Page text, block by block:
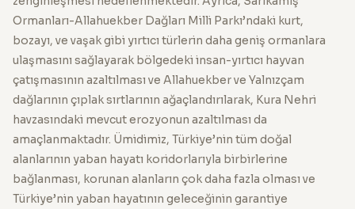
Ormanları-Allahuekber Dağları Milli Parkı’ndaki kurt,
bozayı, ve vaşak gibi yırtıcı türlerin daha geniş ormanlara
ulaşmasını sağlayarak bölgedeki insan-yırtıcı hayvan
çatışmasının azaltılması ve Allahuekber ve Yalnızçam
dağlarının çıplak sırtlarının ağaçlandırılarak, Kura Nehri
havzasındaki mevcut erozyonun azaltılması da
amaçlanmaktadır. Ümidimiz, Türkiye’nin tüm doğal
alanlarının yaban hayatı koridorlarıyla birbirlerine
bağlanması, korunan alanların çok daha fazla olması ve
Türkiye’nin yaban hayatının geleceğinin garantiye